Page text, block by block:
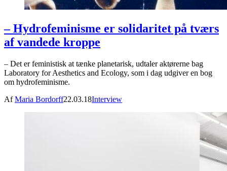
– Hydrofeminisme er solidaritet på tværs
af vandede kroppe
– Det er feministisk at tænke planetarisk, udtaler aktørerne bag
Laboratory for Aesthetics and Ecology, som i dag udgiver en bog
om hydrofeminisme.
AfMaria Bordorff22.03.18Interview